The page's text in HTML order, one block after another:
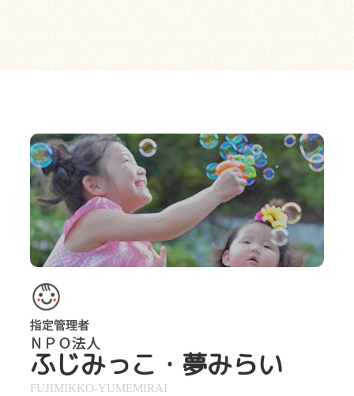
ふじみっこ・夢みらい
FUJIMIKKO-YUMEMIRAI